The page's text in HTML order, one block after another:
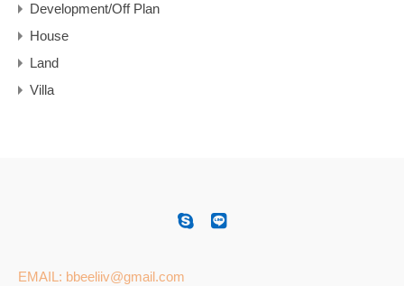
Development/Off Plan
House
Land
Villa
EMAIL: bbeeliiv@gmail.com